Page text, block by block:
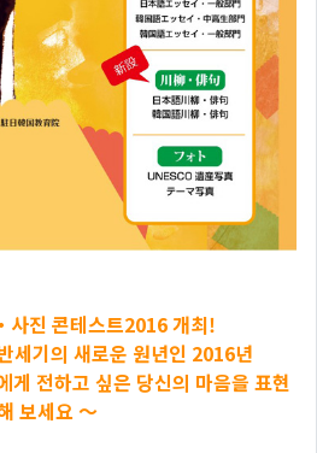
사진 콘테스트2016 개최!
세기의 새로운 원년인 2016년
게 전하고 싶은 당신의 마음을 표현
보세요 ～